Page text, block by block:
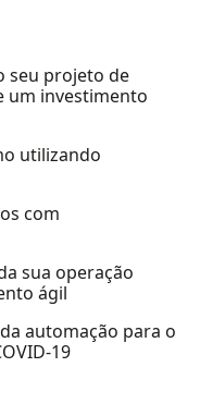
seu projeto de
um investimento
utilizando
com
sua operação
ágil
automação para o
19